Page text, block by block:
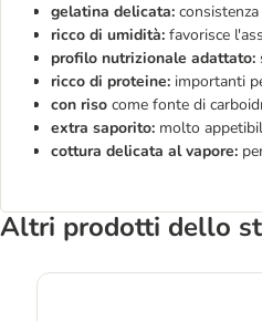
gelatina delicata:
ricco di umidità: favorisce
profilo nutrizionale adattato:
ricco di proteine: importanti
con riso come fonte di
extra saporito: molto
cottura delicata al vapore:
Altri prodotti dello